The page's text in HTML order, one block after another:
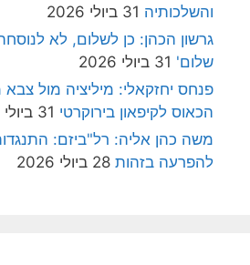
והשלכותיה 31 ביולי 2026
גרשון הכהן: כן לשלום, לא
שלום' 31 ביולי 2026
פנחס יחזקאלי: מיליציה מול צבא
הכאוס לקיפאון בירוקרטי 31 ביולי 2026
משה כהן אליה: רל"ביזם:
להפרעה בזהות 28 ביולי 2026